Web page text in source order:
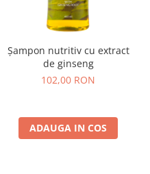
Șampon nutritiv cu extract
de ginseng
102,00 RON
ADAUGA IN COS